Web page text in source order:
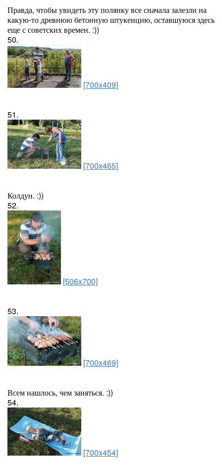
Правда, чтобы увидеть эту полянку все сначала залезли на
какую-то древнюю бетонную штукенцию, оставшуюся здесь
еще с советских времен. :))
50.
[700x409]
51.
[700x465]
Колдун. :))
52.
[506x700]
53.
[700x469]
Всем нашлось, чем заняться. :))
54.
[700x454]